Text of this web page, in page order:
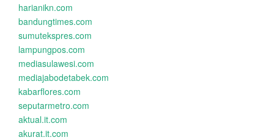
harianikn.com
bandungtimes.com
sumutekspres.com
lampungpos.com
mediasulawesi.com
mediajabodetabek.com
kabarflores.com
seputarmetro.com
aktual.it.com
akurat.it.com